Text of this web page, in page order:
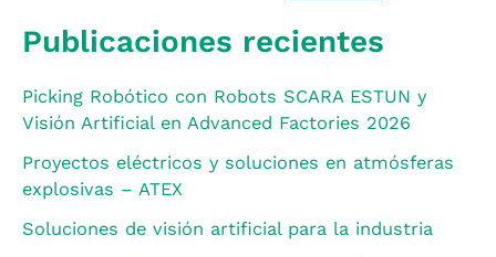
Publicaciones recientes
Picking Robótico con Robots SCARA ESTUN y
Visión Artificial en Advanced Factories 2026
Proyectos eléctricos y soluciones en atmósferas
explosivas – ATEX
Soluciones de visión artificial para la industria